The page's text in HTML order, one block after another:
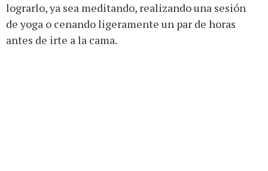
lograrlo, ya sea meditando, realizando una sesión
de yoga o cenando ligeramente un par de horas
antes de irte a la cama.